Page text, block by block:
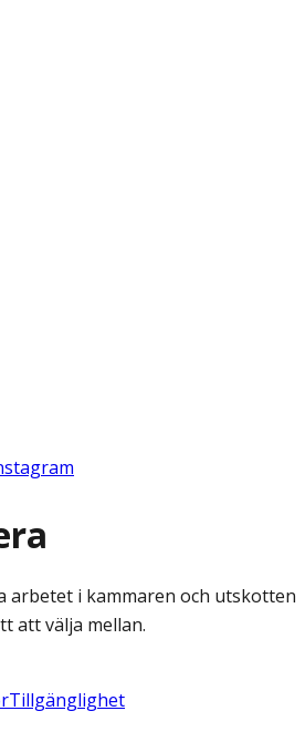
arbetet i kammaren och utskotten
att välja mellan.
Tillgänglighet